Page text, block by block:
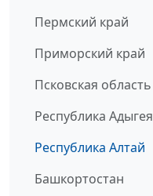
Пермский край
Приморский край
Псковская область
Республика Адыгея
Республика Алтай
Башкортостан